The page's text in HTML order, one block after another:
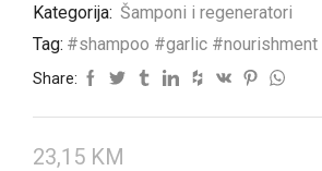
Kategorija: Šamponi i regeneratori
Tag: #shampoo #garlic #nourishment
Share:
23,15 KM